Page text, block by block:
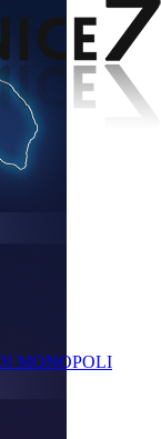
MONOPOLI